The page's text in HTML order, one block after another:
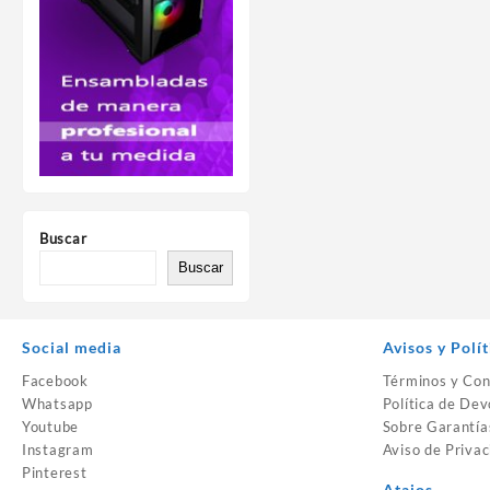
Buscar
Buscar
Social media
Facebook
Whatsapp
Youtube
Instagram
Pinterest
Avisos y
Términos y
Política de
Sobre
Aviso de